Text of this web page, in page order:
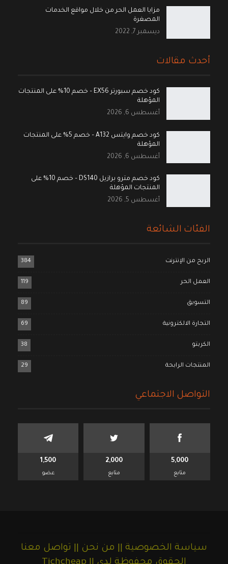
مزايا العمل الحر من خلال مواقع الخدمات
المصغرة
ديسمبر 7, 2022
أحدث مقالات
كود خصم سبورتر EX56 – خصم 10% على المنتجات
المؤهلة
أغسطس 6, 2026
كود خصم وايتس A132 – خصم 5% على المنتجات
المؤهلة
أغسطس 6, 2026
كود خصم مترو برازيل DS140 – خصم 10% على
المنتجات المؤهلة
أغسطس 5, 2026
الفئات الشائعة
الربح من الإنترنت 384
العمل الحر 119
التسويق 89
التجارة الالكترونية 69
الكربتو 38
المنتجات الرابحة 29
التواصل الاجتماعي
5,000
متابع
2,000
متابع
1,500
عضو
سياسة الخصوصية || من نحن || تواصل معنا